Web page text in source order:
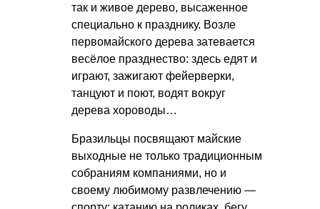
так и живое дерево, высаженное
специально к празднику. Возле
первомайского дерева затевается
весёлое празднество: здесь едят и
играют, зажигают фейерверки,
танцуют и поют, водят вокруг
дерева хороводы…
Бразильцы посвящают майские
выходные не только традиционным
собраниям компаниями, но и
своему любимому развлечению —